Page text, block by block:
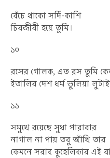
বেঁচে থাকো সর্দি-কাশি
চিরজীবী হয়ে তুমি।
১০
রসের গোলক, এত রস তুমি
ইতালির দেশ ধর্ম ভুলিয়া
১১
সমুখে রয়েছে সুধা পারাবার
নাগাল না পায় তবু আঁখি তার
কেমনে সরাব কুহেলিকার এই